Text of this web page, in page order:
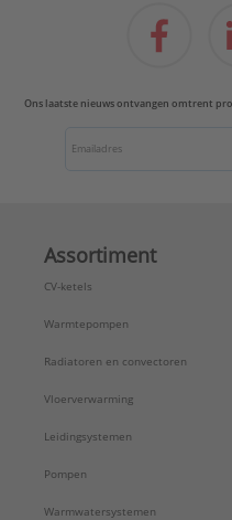
Ons laatste nieuws ontvangen omtrent
Assortiment
CV-ketels
Warmtepompen
Radiatoren en convectoren
Vloerverwarming
Leidingsystemen
Pompen
Warmwatersystemen